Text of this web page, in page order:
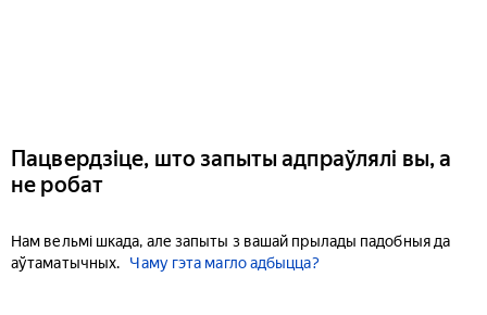
Пацвердзіце, што запыты адпраўлялі вы, а
не робат
Нам вельмі шкада, але запыты з вашай прылады падобныя да
аўтаматычных.
Чаму гэта магло адбыцца?